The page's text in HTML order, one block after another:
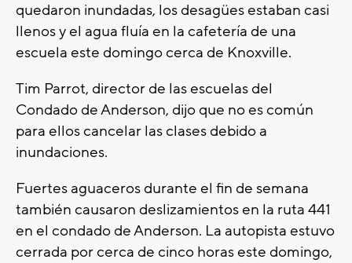
quedaron inundadas, los desagües estaban casi
llenos y el agua fluía en la cafetería de una
escuela este domingo cerca de Knoxville.
Tim Parrot, director de las escuelas del
Condado de Anderson, dijo que no es común
para ellos cancelar las clases debido a
inundaciones.
Fuertes aguaceros durante el fin de semana
también causaron deslizamientos en la ruta 441
en el condado de Anderson. La autopista estuvo
cerrada por cerca de cinco horas este domingo,